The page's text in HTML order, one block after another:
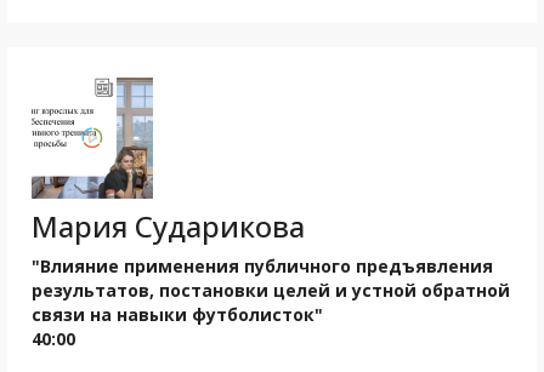
Мария Сударикова
"Влияние применения публичного предъявления
результатов, постановки целей и устной обратной
связи на навыки футболисток"
40:00